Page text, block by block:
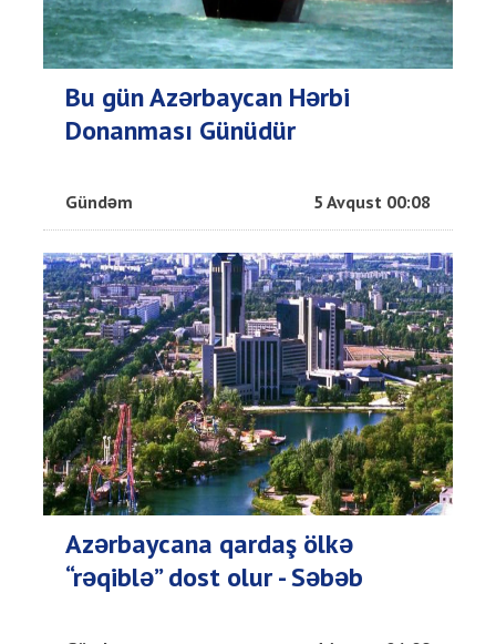
Bu gün Azərbaycan Hərbi
Donanması Günüdür
Gündəm 5 Avqust 00:08
Azərbaycana qardaş ölkə
“rəqiblə” dost olur - Səbəb